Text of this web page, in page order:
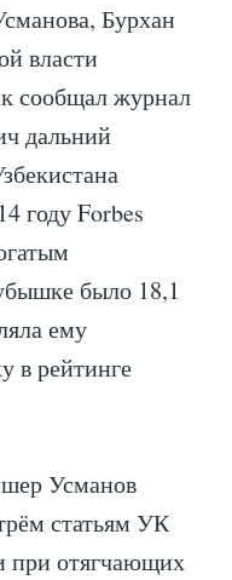
Бурхан
власти
сообщал журнал
дальний
году Forbes
было 18,1
ему
в рейтинге
Усманов
статьям УК
при отягчающих